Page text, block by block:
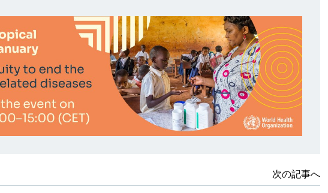
次の記事へ